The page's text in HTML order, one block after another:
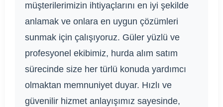
müşterilerimizin ihtiyaçlarını en iyi şekilde
anlamak ve onlara en uygun çözümleri
sunmak için çalışıyoruz. Güler yüzlü ve
profesyonel ekibimiz, hurda alım satım
sürecinde size her türlü konuda yardımcı
olmaktan memnuniyet duyar. Hızlı ve
güvenilir hizmet anlayışımız sayesinde,